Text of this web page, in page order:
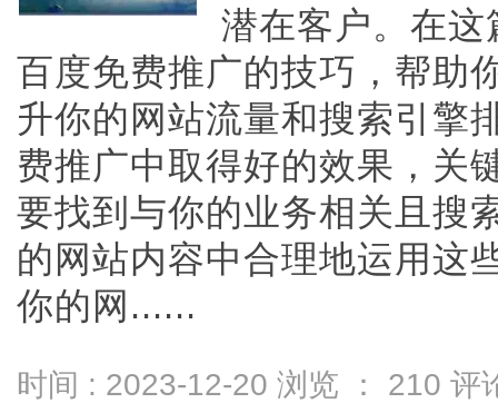
潜在客户。在
百度免费推广的技巧，帮助
升你的网站流量和搜索引擎
费推广中取得好的效果，关
要找到与你的业务相关且搜
的网站内容中合理地运用这
你的网......
时间 : 2023-12-20 浏览 ： 210 评